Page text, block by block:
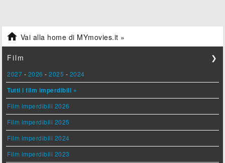
 Vai alla home di MYmovies.it »
Film ❯
2027 - 2026 -2025 - 2024
Tutti i film imperdibili »
Film imperdibili 2026
Film imperdibili 2025
Film imperdibili 2024
Film imperdibili 2023